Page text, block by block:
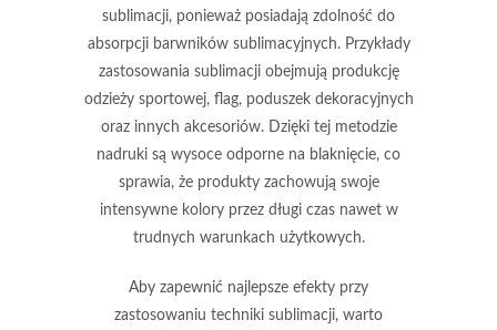
sublimacji, ponieważ posiadają zdolność do
absorpcji barwników sublimacyjnych. Przykłady
zastosowania sublimacji obejmują produkcję
odzieży sportowej, flag, poduszek dekoracyjnych
oraz innych akcesoriów. Dzięki tej metodzie
nadruki są wysoce odporne na blaknięcie, co
sprawia, że produkty zachowują swoje
intensywne kolory przez długi czas nawet w
trudnych warunkach użytkowych.
Aby zapewnić najlepsze efekty przy
zastosowaniu techniki sublimacji, warto